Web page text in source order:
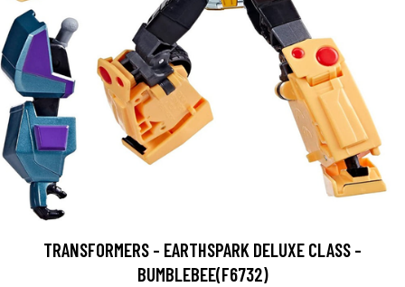
TRANSFORMERS - EARTHSPARK DELUXE CLASS -
BUMBLEBEE(F6732)